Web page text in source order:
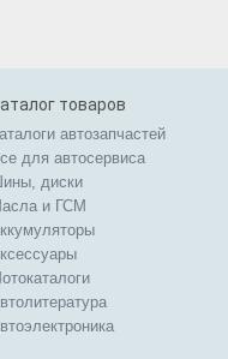
товаров
автозапчастей
для автосервиса
диски
и ГСМ